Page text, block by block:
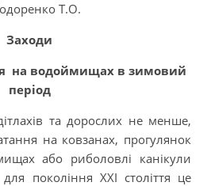
Т.О.
Заходи
на водоймищах в зимовий
період
та дорослих не менше,
на ковзанах, прогулянок
або риболовлі канікули
покоління XXI століття це